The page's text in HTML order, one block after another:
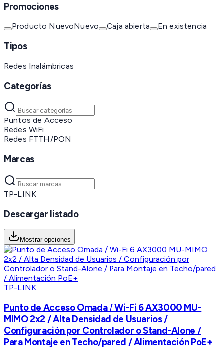
Promociones
Producto NuevoNuevo Caja abierta En existencia
Tipos
Redes Inalámbricas
Categorías
Puntos de Acceso
Redes WiFi
Redes FTTH/PON
Marcas
TP-LINK
Descargar listado
Mostrar opciones
TP-LINK
Punto de Acceso Omada / Wi-Fi 6 AX3000 MU-
MIMO 2x2 / Alta Densidad de Usuarios /
Configuración por Controlador o Stand-Alone /
Para Montaje en Techo/pared / Alimentación PoE+